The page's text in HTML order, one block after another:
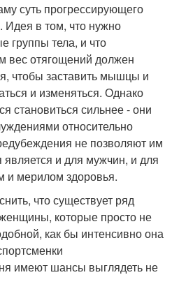
суть прогрессирующего
Идея в том, что нужно
группы тела, и что
вес отягощений должен
чтобы заставить мышцы и
и изменяться. Однако
становиться сильнее - они
относительно
не позволяют им
является и для мужчин, и для
мерилом здоровья.
что существует ряд
которые просто не
как бы интенсивно она
имеют шансы выглядеть не